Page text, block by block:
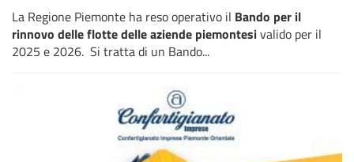
La Regione Piemonte ha reso operativo il Bando per il
rinnovo delle flotte delle aziende piemontesivalido per il
2025 e 2026. Si tratta di un Bando...